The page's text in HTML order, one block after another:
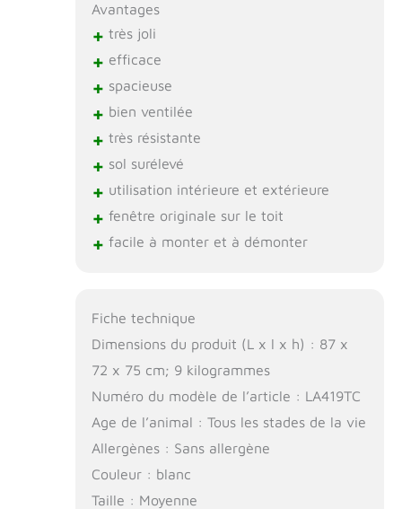
Avantages
+ très joli
+ efficace
+ spacieuse
+ bien ventilée
+ très résistante
+ sol surélevé
+ utilisation intérieure et extérieure
+ fenêtre originale sur le toit
+ facile à monter et à démonter
Fiche technique
Dimensions du produit (L x l x h) : 87 x
72 x 75 cm; 9 kilogrammes
Numéro du modèle de l’article : LA419TC
Age de l’animal : Tous les stades de la vie
Allergènes : Sans allergène
Couleur : blanc
Taille : Moyenne